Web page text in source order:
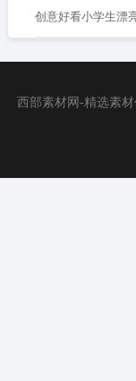
创意好看小学生漂
西部素材网-精选素